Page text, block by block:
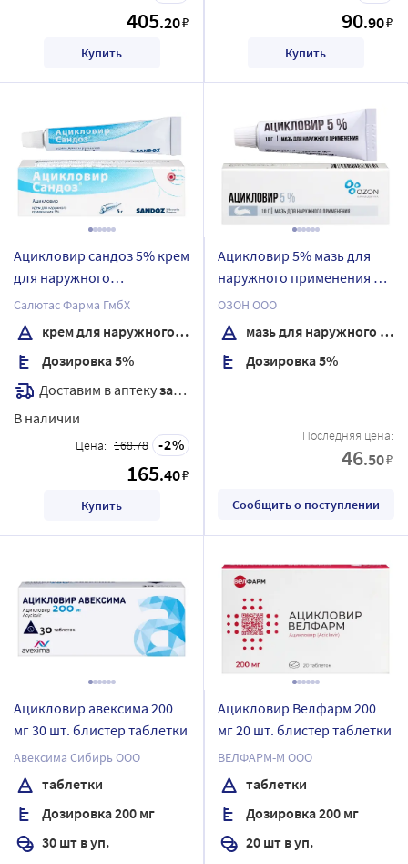
405.20₽
Купить
90.90₽
Купить
Ацикловир сандоз 5% крем
для наружного
применения 5 гр
Салютас Фарма ГмбХ
крем для наружного применения
Дозировка 5%
Доставим в аптекузавтра
В наличии
Цена: 168.78 2
165.40₽
Купить
Ацикловир 5% мазь для
наружного применения 10
гр
ОЗОН ООО
мазь для наружного применения
Дозировка 5%
Последняя цена:
46.50₽
Сообщить о поступлении
Ацикловир авексима 200
мг 30 шт. блистер таблетки
Авексима Сибирь ООО
таблетки
Дозировка 200 мг
30 шт в уп.
Ацикловир Велфарм 200
мг 20 шт. блистер таблетки
ВЕЛФАРМ-М ООО
таблетки
Дозировка 200 мг
20 шт в уп.